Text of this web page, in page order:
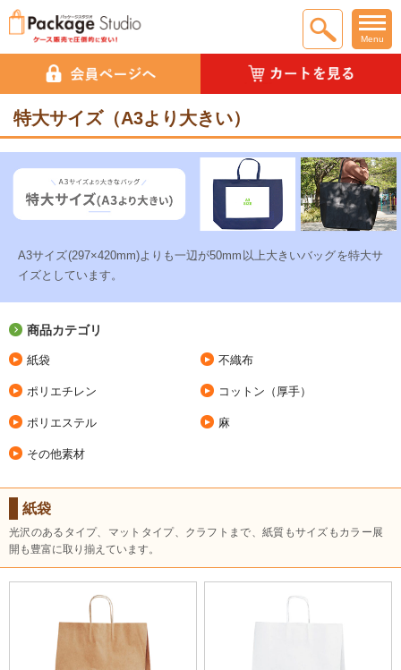
Menu
特大サイズ（A3より大きい）
A3サイズ(297×420mm)よりも一辺が50mm以上大きいバッグを特大サ
イズとしています。
商品カテゴリ
紙袋 不織布
ポリエチレン コットン（厚手）
ポリエステル 麻
その他素材
紙袋
光沢のあるタイプ、マットタイプ、クラフトまで、紙質もサイズもカラー展
開も豊富に取り揃えています。